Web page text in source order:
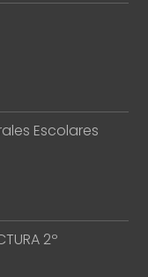
Escolares
2º